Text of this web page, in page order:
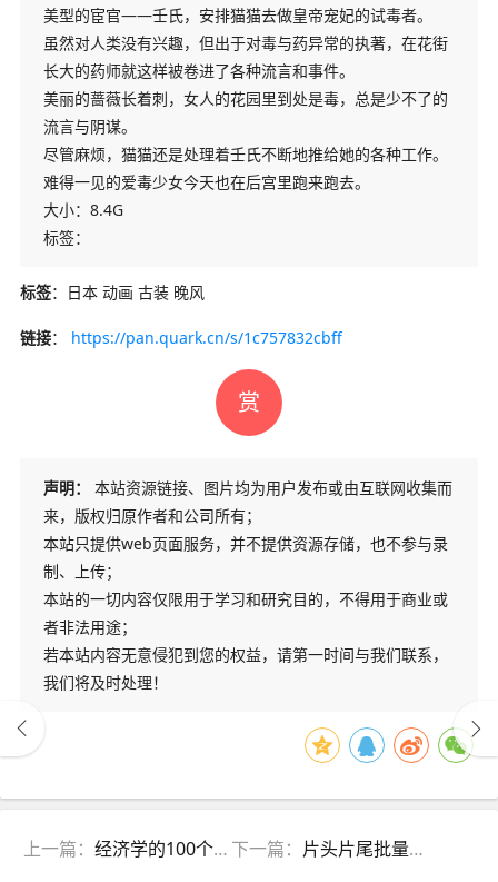
美型的宦官——壬氏，安排猫猫去做皇帝宠妃的试毒者。
虽然对人类没有兴趣，但出于对毒与药异常的执著，在花街
长大的药师就这样被卷进了各种流言和事件。
美丽的蔷薇长着刺，女人的花园里到处是毒，总是少不了的
流言与阴谋。
尽管麻烦，猫猫还是处理着壬氏不断地推给她的各种工作。
难得一见的爱毒少女今天也在后宫里跑来跑去。
大小：8.4G
标签：
标签：日本 动画 古装 晚风
链接： https://pan.quark.cn/s/1c757832cbff
赏
声明：
本站资源链接、图片均为用户发布或由互联网收集而
来，版权归原作者和公司所有；
本站只提供web页面服务，并不提供资源存储，也不参与录
制、上传；
本站的一切内容仅限用于学习和研究目的，不得用于商业或
者非法用途；
若本站内容无意侵犯到您的权益，请第一时间与我们联系，
我们将及时处理！
上一篇： 经济学的100个伟大发现-向松祚的经济思维课 下一篇： 片头片尾批量剪切器 v2.0（批量剪片头片尾必备神器）